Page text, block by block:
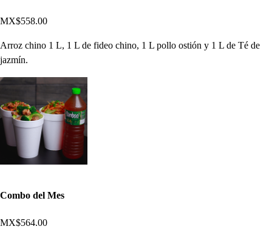
MX$558.00
Arroz chino 1 L, 1 L de fideo chino, 1 L pollo ostión y 1 L de Té de
jazmín.
Combo del Mes
MX$564.00